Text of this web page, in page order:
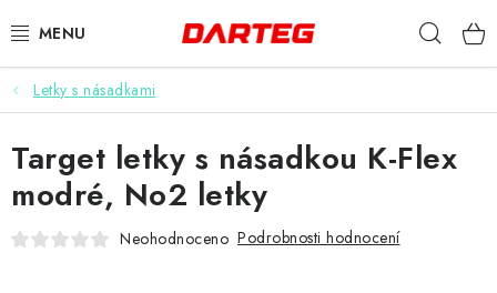
na
ŠIPKY
TERČE
DOPLŇKY K TERČI
Letky s násadkami
Target letky s násadkou K-Flex
modré, No2 letky
Neohodnoceno Podrobnosti hodnocení